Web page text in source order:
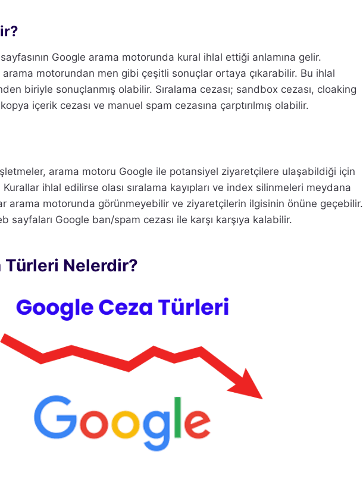
Google arama motorunda kural ihlal ettiği anlamına gelir.
arama motorundan men gibi çeşitli sonuçlar ortaya çıkarabilir. Bu ihlal
biriyle sonuçlanmış olabilir. Sıralama cezası; sandbox cezası, cloaking
içerik cezası ve manuel spam cezasına çarptırılmış olabilir.
arama motoru Google ile potansiyel ziyaretçilere ulaşabildiği için
ihlal edilirse olası sıralama kayıpları ve index silinmeleri meydana
arama motorunda görünmeyebilir ve ziyaretçilerin ilgisinin önüne geçebilir.
sayfaları Google ban/spam cezası ile karşı karşıya kalabilir.
Türleri Nelerdir?